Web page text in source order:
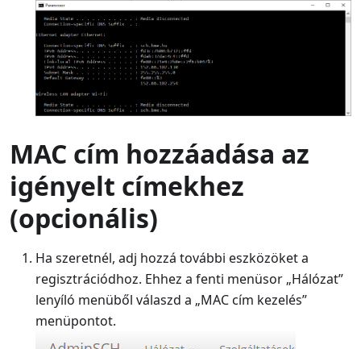
MAC cím hozzáadása az
igényelt címekhez
(opcionális)
Ha szeretnél, adj hozzá további eszközöket a
regisztrációdhoz. Ehhez a fenti menüsor „Hálózat”
lenyíló menüből válaszd a „MAC cím kezelés”
menüpontot.